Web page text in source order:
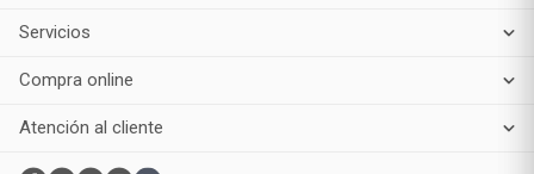
Servicios
Compra online
Atención al cliente